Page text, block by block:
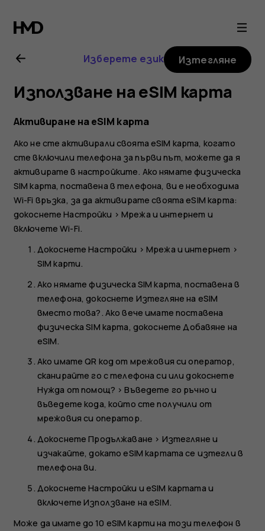
Ръководство
на
потребителя
за
Nokia
G60
5G
Изберете език Изтегляне
Използване на eSIM карта
Активиране на eSIM карта
Ако не сте активирали своята eSIM карта, когато
сте включили телефона за първи път, можете да я
активирате в настройките. Ако нямате физическа
SIM карта, поставена в телефона, ви е необходима
Wi-Fi връзка, за да активирате своята eSIM карта:
докоснетеНастройки >Мрежа и интернет и
включетеWi-Fi.
ДокоснетеНастройки >Мрежа и интернет >
SIM карти.
Ако нямате физическа SIM карта, поставена в
телефона, докоснете Изтегляне на eSIM
вместо това? . Ако вече имате поставена
физическа SIM карта, докоснете Добавяне на
eSIM.
Ако имате QR код от мрежовия си оператор,
сканирайте го с телефона си или докоснете
Нужда от помощ? >Въведете го ръчно и
въведете кода, който сте получили от
мрежовия си оператор.
ДокоснетеПродължаване > Изтегляне и
изчакайте, докато eSIM картата се изтегли в
телефона ви.
ДокоснетеНастройки и eSIM картата и
включетеИзползване на eSIM.
Може да имате до 10 eSIM карти на този телефон в